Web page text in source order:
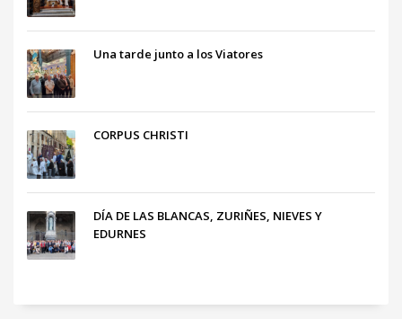
Una tarde junto a los Viatores
CORPUS CHRISTI
DÍA DE LAS BLANCAS, ZURIÑES, NIEVES Y
EDURNES